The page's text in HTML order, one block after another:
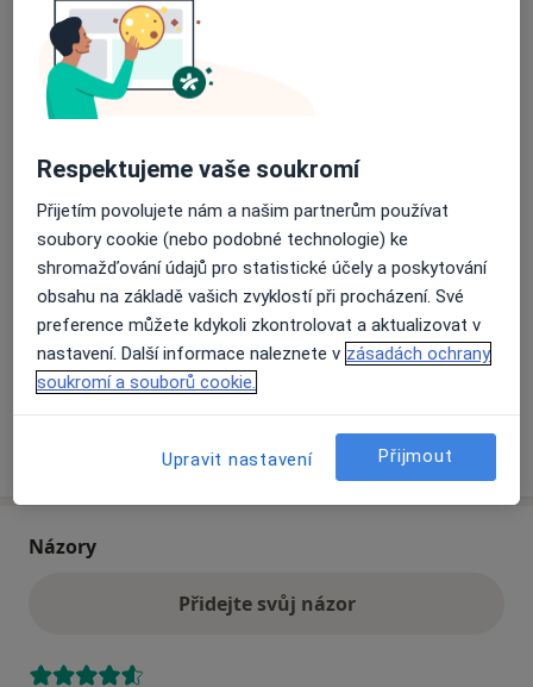
Obvodní stomatolog
Jelínkova 991, Třebíč
se otevře v nové záložce
Dostupnost
Na této adrese online kalendář není aktivní
Co mám v takové situaci udělat?
Způsoby platby (soukromé návštěvy)
Na teto adrese lékař přijímá pacienty na pojišťovnu
Detaily
Víceo adrese
Názory
Přidejte svůj názor
Respektujeme vaše soukromí
Přijetím povolujete nám a našim partnerům používat
soubory cookie (nebo podobné technologie) ke
shromažďování údajů pro statistické účely a poskytování
obsahu na základě vašich zvyklostí při procházení. Své
preference můžete kdykoli zkontrolovat a aktualizovat v
nastavení. Další informace naleznete v zásadách ochrany
soukromí a souborů cookie.
Upravit nastavení Přijmout